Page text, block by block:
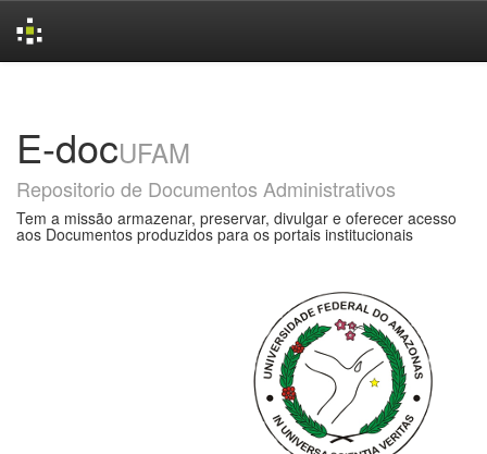
E-docUFAM
Repositorio de Documentos Administrativos
Tem a missão armazenar, preservar, divulgar e oferecer acesso
aos Documentos produzidos para os portais institucionais